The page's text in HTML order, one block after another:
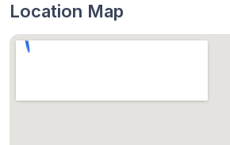
Location Map